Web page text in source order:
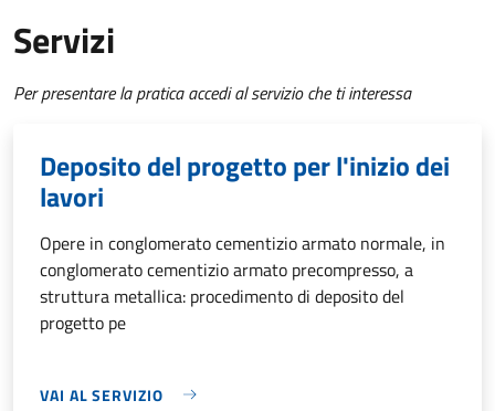
Servizi
Per presentare la pratica accedi al servizio che ti interessa
Deposito del progetto per l'inizio dei
lavori
Opere in conglomerato cementizio armato normale, in
conglomerato cementizio armato precompresso, a
struttura metallica: procedimento di deposito del
progetto pe
VAI AL SERVIZIO